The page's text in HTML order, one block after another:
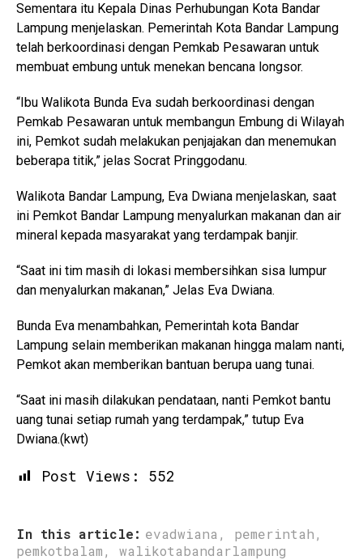
Sementara itu Kepala Dinas Perhubungan Kota Bandar
Lampung menjelaskan. Pemerintah Kota Bandar Lampung
telah berkoordinasi dengan Pemkab Pesawaran untuk
membuat embung untuk menekan bencana longsor.
“Ibu Walikota Bunda Eva sudah berkoordinasi dengan
Pemkab Pesawaran untuk membangun Embung di Wilayah
ini, Pemkot sudah melakukan penjajakan dan menemukan
beberapa titik,” jelas Socrat Pringgodanu.
Walikota Bandar Lampung, Eva Dwiana menjelaskan, saat
ini Pemkot Bandar Lampung menyalurkan makanan dan air
mineral kepada masyarakat yang terdampak banjir.
“Saat ini tim masih di lokasi membersihkan sisa lumpur
dan menyalurkan makanan,” Jelas Eva Dwiana.
Bunda Eva menambahkan, Pemerintah kota Bandar
Lampung selain memberikan makanan hingga malam nanti,
Pemkot akan memberikan bantuan berupa uang tunai.
“Saat ini masih dilakukan pendataan, nanti Pemkot bantu
uang tunai setiap rumah yang terdampak,” tutup Eva
Dwiana.(kwt)
Post Views: 552
In this article: evadwiana , pemerintah,
pemkotbalam, walikotabandarlampung